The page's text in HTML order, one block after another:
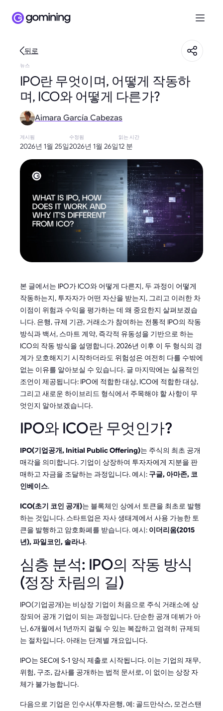
뒤로
뉴스
IPO란 무엇이며, 어떻게 작동하
며, ICO와 어떻게 다른가?
Aimara García Cabezas
게시됨
2026년 1월 25일
수정됨
2026년 1월 26일
읽는 시간
12 분
본 글에서는 IPO가 ICO와 어떻게 다른지, 두 과정이 어떻게
작동하는지, 투자자가 어떤 자산을 받는지, 그리고 이러한 차
이점이 위험과 수익을 평가하는 데 왜 중요한지 살펴보겠습
니다. 은행, 규제 기관, 거래소가 참여하는 전통적 IPO의 작동
방식과 백서, 스마트 계약, 즉각적 유동성을 기반으로 하는
ICO의 작동 방식을 설명합니다. 2026년 이후 이 두 형식의 경
계가 모호해지기 시작하더라도 위험성은 여전히 다를 수밖에
없는 이유를 알아보실 수 있습니다. 글 마지막에는 실용적인
조언이 제공됩니다: IPO에 적합한 대상, ICO에 적합한 대상,
그리고 새로운 하이브리드 형식에서 주목해야 할 사항이 무
엇인지 알아보겠습니다.
IPO와 ICO란 무엇인가?
IPO(기업공개, Initial Public Offering)는 주식의 최초 공개
매각을 의미합니다. 기업이 상장하여 투자자에게 지분을 판
매하고 자금을 조달하는 과정입니다. 예시: 구글, 아마존, 코
인베이스.
ICO(초기 코인 공개)는 블록체인 상에서 토큰을 최초로 발행
하는 것입니다. 스타트업은 자사 생태계에서 사용 가능한 토
큰을 발행하고 암호화폐를 받습니다. 예시: 이더리움(2015
년), 파일코인, 솔라나.
심층 분석: IPO의 작동 방식
(정장 차림의 길)
IPO(기업공개)는 비상장 기업이 처음으로 주식 거래소에 상
장되어 공개 기업이 되는 과정입니다. 단순한 공개 데뷔가 아
닌, 6개월에서 1년까지 걸릴 수 있는 복잡하고 엄격히 규제되
는 절차입니다. 아래는 단계별 개요입니다.
IPO는 SEC에 S-1 양식 제출로 시작됩니다. 이는 기업의 재무,
위험, 구조, 감사를 공개하는 법적 문서로, 이 없이는 상장 자
체가 불가능합니다.
다음으로 기업은 인수사(투자은행, 예: 골드만삭스, 모건스탠